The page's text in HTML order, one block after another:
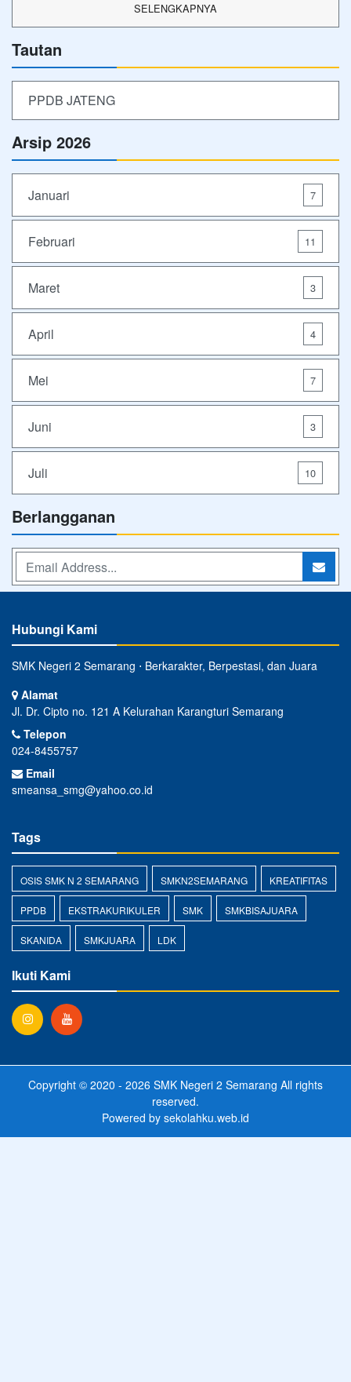
SELENGKAPNYA
Tautan
PPDB JATENG
Arsip 2026
Januari 7
Februari 11
Maret 3
April 4
Mei 7
Juni 3
Juli 10
Berlangganan
Hubungi Kami
SMK Negeri 2 Semarang ⋅ Berkarakter, Berpestasi, dan Juara
Alamat
Jl. Dr. Cipto no. 121 A Kelurahan Karangturi Semarang
Telepon
024-8455757
Email
smeansa_smg@yahoo.co.id
Tags
OSIS SMK N 2 SEMARANG SMKN2SEMARANG KREATIFITAS
PPDB EKSTRAKURIKULER SMK SMKBISAJUARA
SKANIDA SMKJUARA LDK
Ikuti Kami
Copyright © 2020 - 2026 SMK Negeri 2 Semarang All rights
reserved.
Powered by sekolahku.web.id